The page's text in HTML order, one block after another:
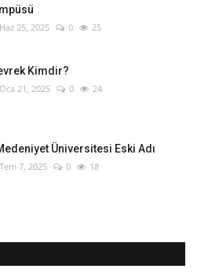
Haz 25, 2025 0 25
Kimdir?
Oca 21, 2025 0 24
Üniversitesi Eski Adı
Tem 7, 2025 0 18